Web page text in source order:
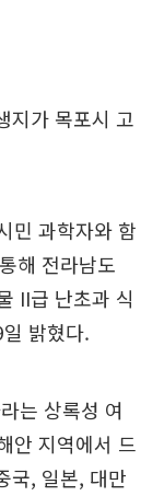
지가 목포시 고
민 과학자와 함
해 전라남도
II급 난초과 식
밝혔다.
는 상록성 여
안 지역에서 드
국, 일본, 대만